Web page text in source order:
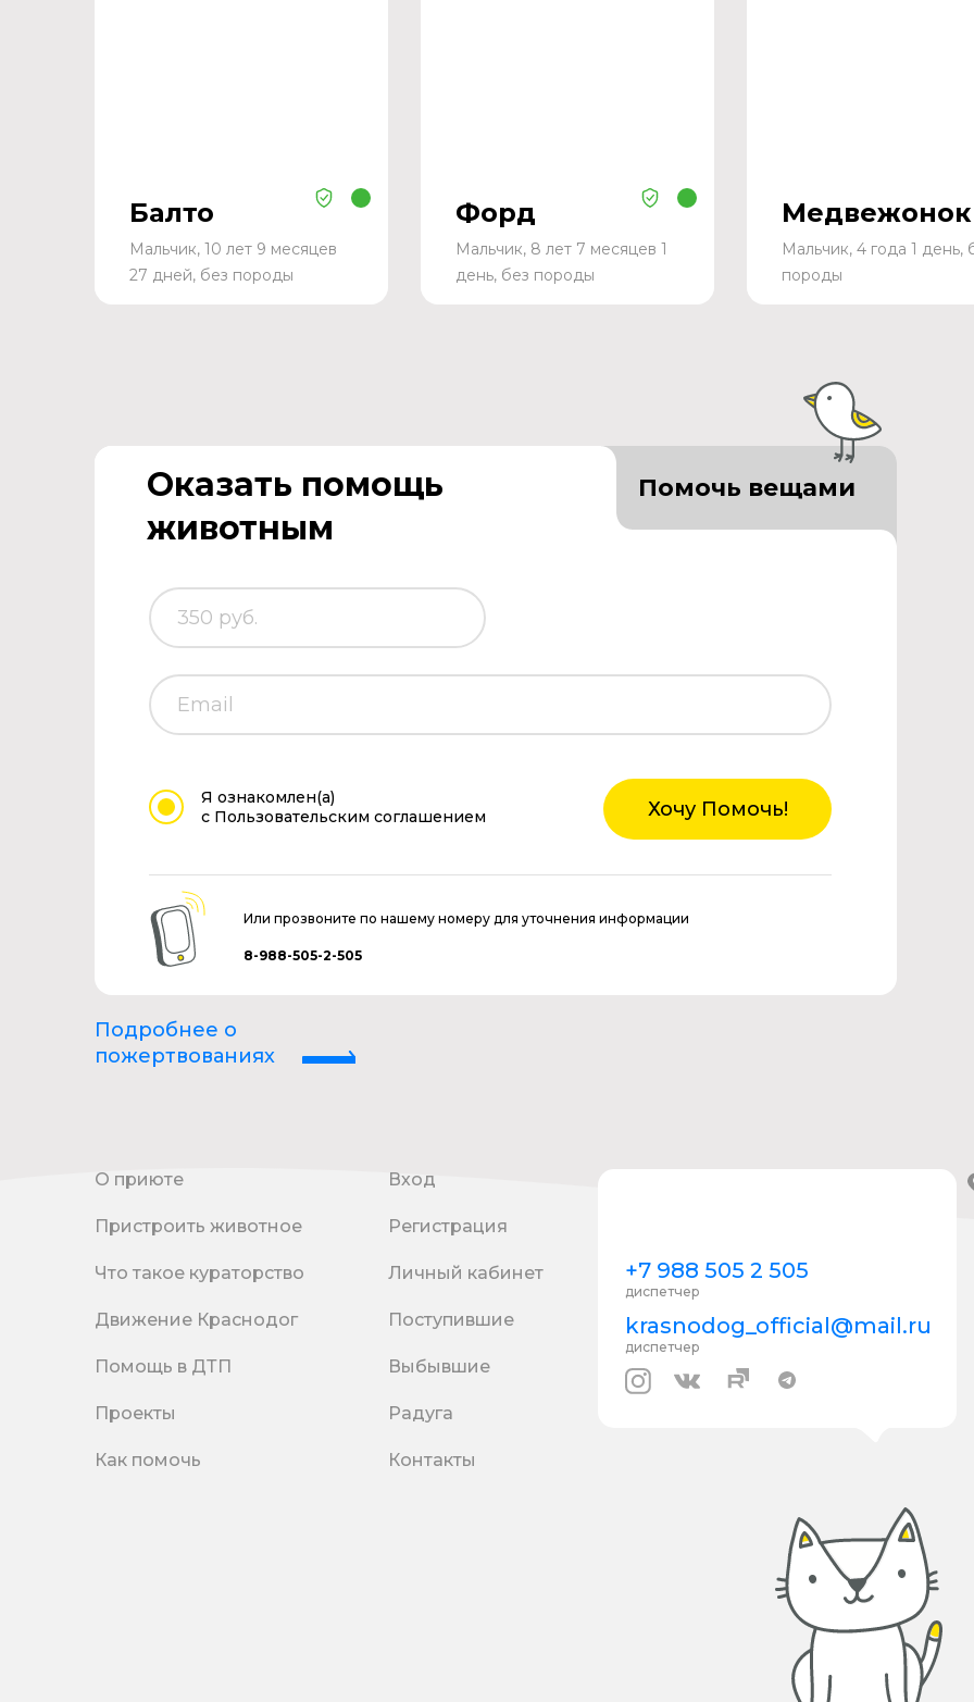
Балто
Мальчик, 10 лет 9 месяцев
27 дней, без породы
Форд
Мальчик, 8 лет 7 месяцев 1
день, без породы
Медвежонок
Мальчик, 4 года 1 день,
породы
Оказать помощь
животным
Помочь вещами
Я ознакомлен(а)
с Пользовательским соглашением
Хочу Помочь!
Или прозвоните по нашему номеру для уточнения информации
8-988-505-2-505
Подробнее о
пожертвованиях
О приюте
Пристроить животное
Что такое кураторство
Движение Краснодог
Помощь в ДТП
Проекты
Как помочь
Вход
Регистрация
Личный кабинет
Поступившие
Выбывшие
Радуга
Контакты
+7 988 505 2 505
диспетчер
krasnodog_official@mail.ru
диспетчер